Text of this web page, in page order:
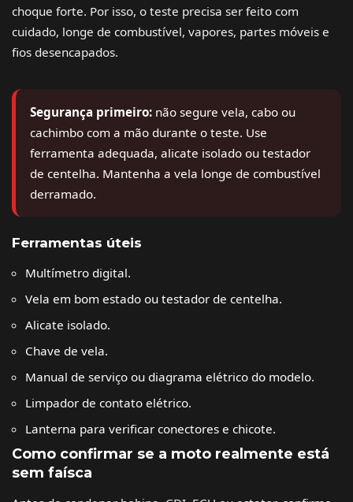
choque forte. Por isso, o teste precisa ser feito com
cuidado, longe de combustível, vapores, partes móveis e
fios desencapados.
Segurança primeiro: não segure vela, cabo ou
cachimbo com a mão durante o teste. Use
ferramenta adequada, alicate isolado ou testador
de centelha. Mantenha a vela longe de combustível
derramado.
Ferramentas úteis
Multímetro digital.
Vela em bom estado ou testador de centelha.
Alicate isolado.
Chave de vela.
Manual de serviço ou diagrama elétrico do modelo.
Limpador de contato elétrico.
Lanterna para verificar conectores e chicote.
Como confirmar se a moto realmente está
sem faísca